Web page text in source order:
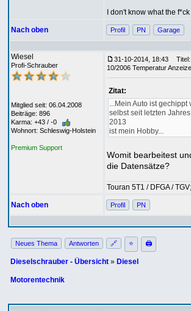
I don't know what the
Nach oben Profil PN Garage
Wiesel
Profi-Schrauber
Mitglied seit: 06.04.2008
Beiträge: 896
Karma: +43 / -0
Wohnort: Schleswig-Holstein
Premium Support
31-10-2014, 18:43
Titel:
10/2006 Temperatur
Zitat:
...Mein Auto ist gechippt
selbst seit letzten
2013
ist mein Hobby...
Womit bearbeitest
die Datensätze?
Touran 5T1 / DFGA /
Nach oben Profil PN
Neues Thema Antworten 🔗 ⭐ 🖨
Dieselschrauber - Übersicht » Diesel
Motorentechnik